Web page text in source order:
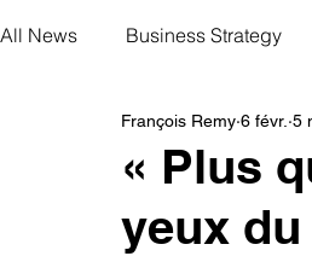
All News Business Strategy
« Plus
yeux
François Remy 6 févr. 5